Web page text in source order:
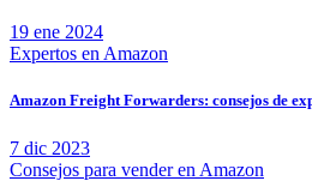
19 ene 2024
Expertos en Amazon
Amazon Freight Forwarders: consejos de
7 dic 2023
Consejos para vender en Amazon